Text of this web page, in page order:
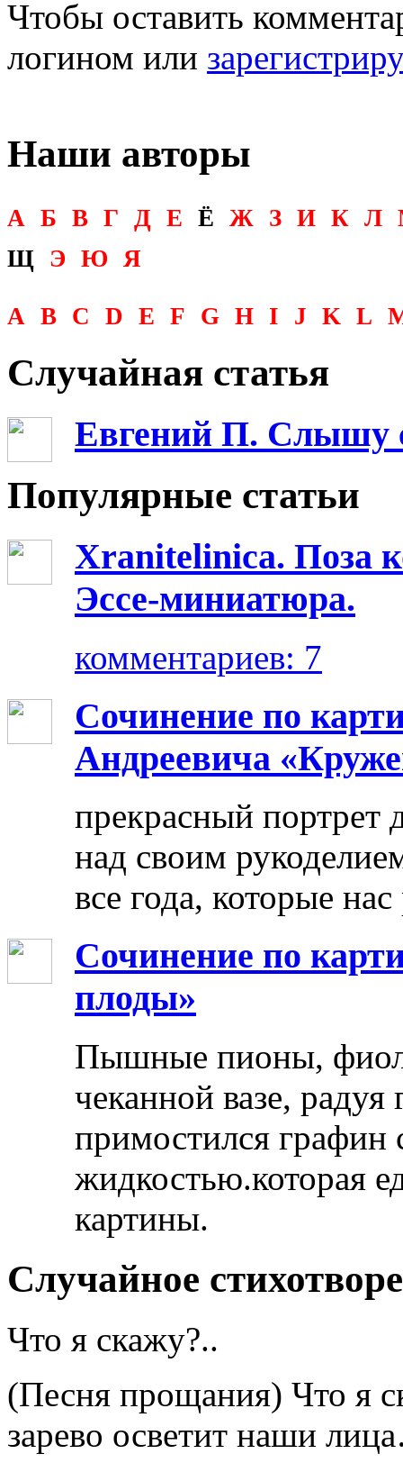
Чтобы оставить
логином или
Наши авторы
А Б В Г Д Е Ё Ж З И К Л
Щ
Э Ю Я
A B C D E F G H I J K L
Случайная статья
Евгений П. Cлышу
Популярные статьи
Xranitelinica. Поза
Эссе-миниатюра.
комментариев: 7
Сочинение по
Андреевича
прекрасный портрет
над своим
все года, которые
Сочинение по
плоды»
Пышные пионы,
чеканной вазе,
примостился графин
жидкостью.которая
картины.
Случайное
Что я скажу?..
(Песня прощания) Что я
зарево осветит наши